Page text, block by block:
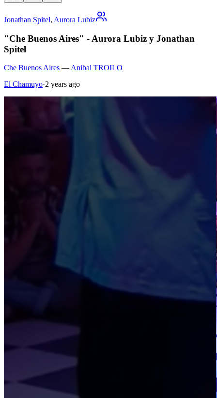
Jonathan Spitel, Aurora Lubiz
"Che Buenos Aires" - Aurora Lubiz y Jonathan
Spitel
Che Buenos Aires — Anibal TROILO
El Chamuyo·2 years ago